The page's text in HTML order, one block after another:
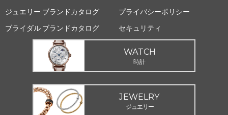
ジュエリー ブランドカタログ
ブライダル ブランドカタログ
プライバシーポリシー
セキュリティ
WATCH
時計
JEWELRY
ジュエリー